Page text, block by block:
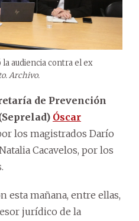
audiencia contra el ex
Archivo.
de Prevención
Óscar
los magistrados Darío
Cacavelos, por los
esta mañana, entre ellas,
jurídico de la